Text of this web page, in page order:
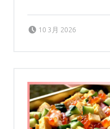
10 3月 2026